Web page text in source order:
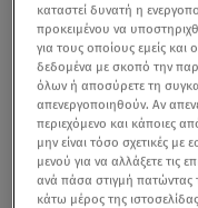
καταστεί δυνατή η
προκειμένου να
για τους οποίους εμείς και
δεδομένα με σκοπό την
όλων ή αποσύρετε τη
απενεργοποιηθούν. Αν
περιεχόμενο και κάποιες
μην είναι τόσο σχετικές με
μενού για να αλλάξετε τις
ανά πάσα στιγμή πατώντας
κάτω μέρος της